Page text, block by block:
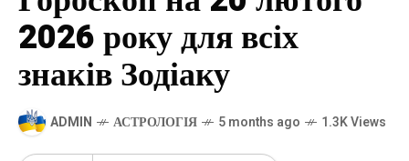
2026 року для всіх
знаків Зодіаку
ADMIN АСТРОЛОГІЯ 5 months ago 1.3K Views